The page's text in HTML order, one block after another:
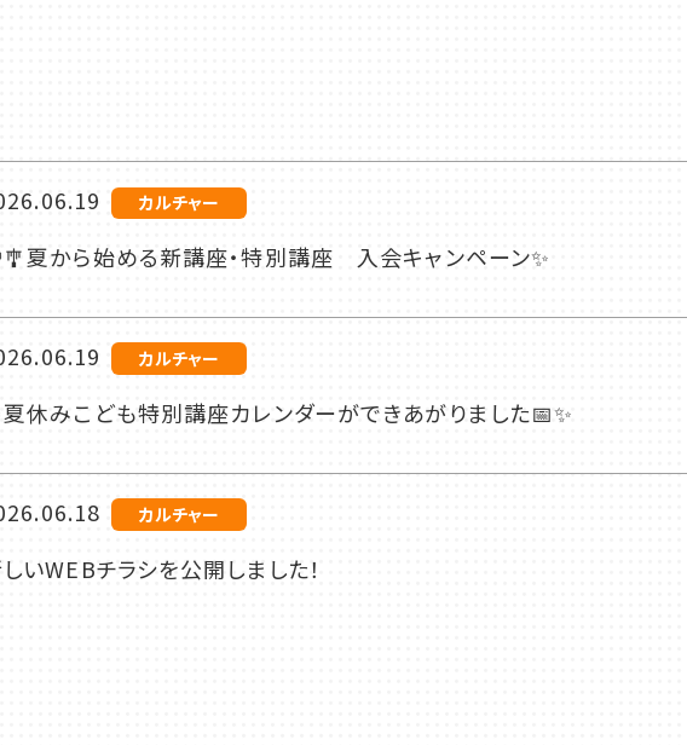
カルチャー
夏から始める新講座・特別講座 入会キャンペーン✨
カルチャー
休みこども特別講座カレンダーができあがりました📅✨
カルチャー
いWEBチラシを公開しました！